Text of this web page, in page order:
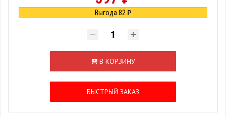
Выгода 82 ₽
В КОРЗИНУ
БЫСТРЫЙ ЗАКАЗ